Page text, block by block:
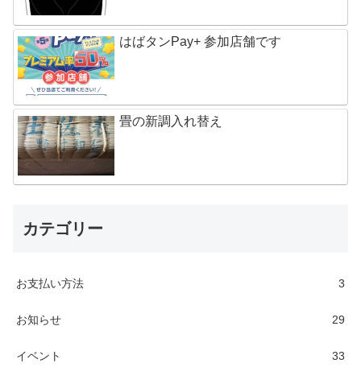
はばタンPay+ 参加店舗です
畳の新調入れ替え
カテゴリー
お支払い方法 3
お知らせ 29
イベント 33